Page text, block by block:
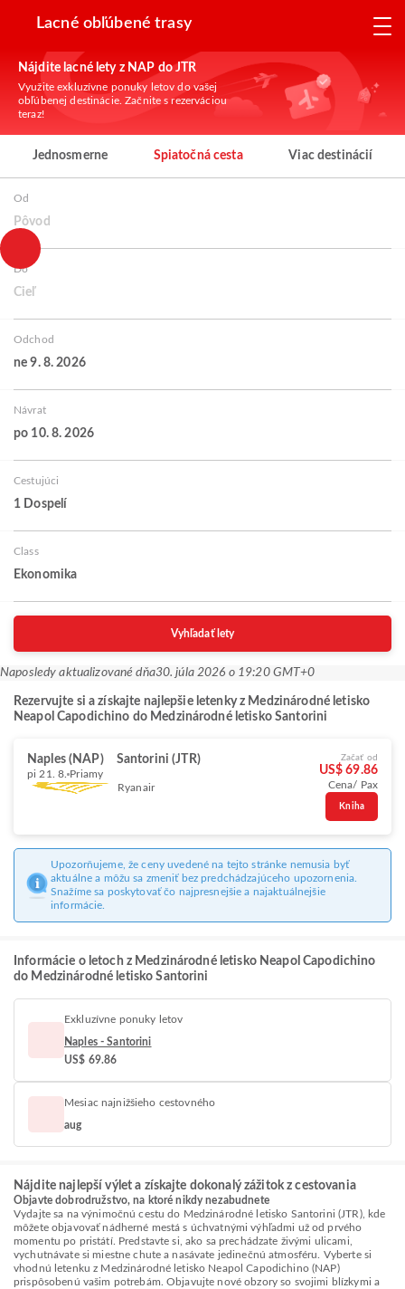
Lacné obľúbené trasy
Nájdite lacné lety z NAP do JTR
Využite exkluzívne ponuky letov do vašej
obľúbenej destinácie. Začnite s rezerváciou
teraz!
Jednosmerne Spiatočná cesta Viac destinácií
Od
Pôvod
Do
Cieľ
Odchod
ne 9. 8. 2026
Návrat
po 10. 8. 2026
Cestujúci
1 Dospelí
Class
Ekonomika
Vyhľadať lety
Naposledy aktualizované dňa30. júla 2026 o 19:20 GMT+0
Rezervujte si a získajte najlepšie letenky z Medzinárodné letisko
Neapol Capodichino do Medzinárodné letisko Santorini
Naples (NAP) Santorini (JTR)
pi 21. 8. Priamy
Ryanair
Začať od
US$ 69.86
Cena/ Pax
Kniha
Upozorňujeme, že ceny uvedené na tejto stránke nemusia byť
aktuálne a môžu sa zmeniť bez predchádzajúceho upozornenia.
Snažíme sa poskytovať čo najpresnejšie a najaktuálnejšie
informácie.
Informácie o letoch z Medzinárodné letisko Neapol Capodichino
do Medzinárodné letisko Santorini
Exkluzívne ponuky letov
Naples - Santorini
US$ 69.86
Mesiac najnižšieho cestovného
aug
Nájdite najlepší výlet a získajte dokonalý zážitok z cestovania
Objavte dobrodružstvo, na ktoré nikdy nezabudnete
Vydajte sa na výnimočnú cestu do Medzinárodné letisko Santorini (JTR), kde
môžete objavovať nádherné mestá s úchvatnými výhľadmi už od prvého
momentu po pristátí. Predstavte si, ako sa prechádzate živými ulicami,
vychutnávate si miestne chute a nasávate jedinečnú atmosféru. Vyberte si
vhodnú letenku z Medzinárodné letisko Neapol Capodichino (NAP)
prispôsobenú vašim potrebám. Objavujte nové obzory so svojimi blízkymi a